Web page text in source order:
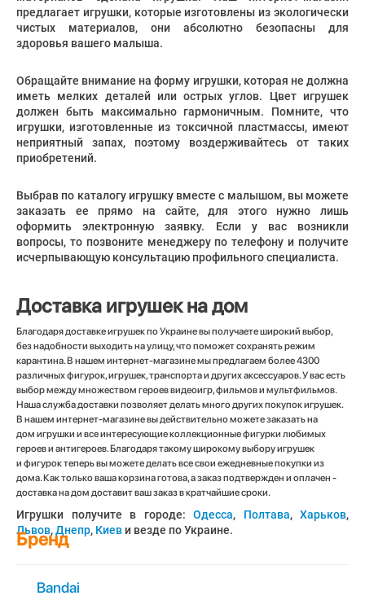
предлагает игрушки, которые изготовлены из экологически
чистых материалов, они абсолютно безопасны для
здоровья вашего малыша.
Обращайте внимание на форму игрушки, которая не должна
иметь мелких деталей или острых углов. Цвет игрушек
должен быть максимально гармоничным. Помните, что
игрушки, изготовленные из токсичной пластмассы, имеют
неприятный запах, поэтому воздерживайтесь от таких
приобретений.
Выбрав по каталогу игрушку вместе с малышом, вы можете
заказать ее прямо на сайте, для этого нужно лишь
оформить электронную заявку. Если у вас возникли
вопросы, то позвоните менеджеру по телефону и получите
исчерпывающую консультацию профильного специалиста.
Доставка игрушек на дом
Благодаря доставке игрушек по Украине вы получаете широкий выбор,
без надобности выходить на улицу, что поможет сохранять режим
карантина. В нашем интернет-магазине мы предлагаем более 4300
различных фигурок, игрушек, транспорта и других аксессуаров. У вас есть
выбор между множеством героев видеоигр, фильмов и мультфильмов.
Наша служба доставки позволяет делать много других покупок игрушек.
В нашем интернет-магазине вы действительно можете заказать на
дом игрушки и все интересующие коллекционные фигурки любимых
героев и антигероев. Благодаря такому широкому выбору игрушек
и фигурок теперь вы можете делать все свои ежедневные покупки из
дома. Как только ваша корзина готова, а заказ подтвержден и оплачен -
доставка на дом доставит ваш заказ в кратчайшие сроки.
Игрушки получите в городе: Одесса, Полтава, Харьков,
Львов,Днепр, Киев и везде по Украине.
Бренд
Bandai